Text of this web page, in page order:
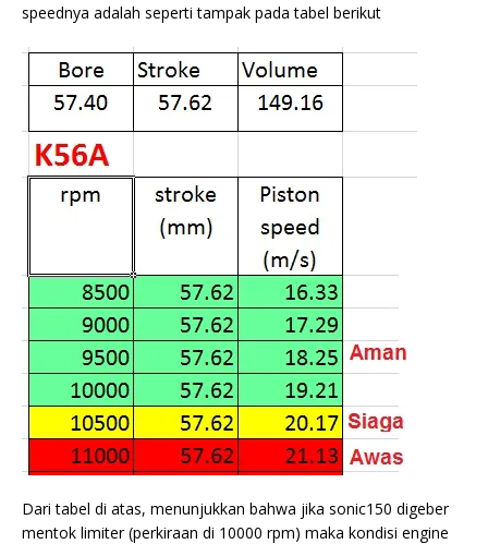
speednya adalah seperti tampak pada tabel berikut
Dari tabel di atas, menunjukkan bahwa jika sonic150 digeber
mentok limiter (perkiraan di 10000 rpm) maka kondisi engine